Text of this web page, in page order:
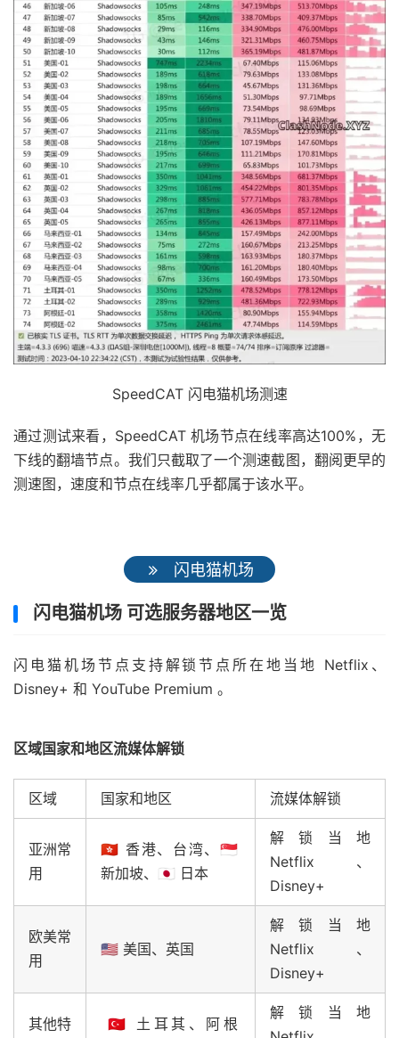
SpeedCAT 闪电猫机场测速
通过测试来看，SpeedCAT 机场节点在线率高达100%，无
下线的翻墙节点。我们只截取了一个测速截图，翻阅更早的
测速图，速度和节点在线率几乎都属于该水平。
闪电猫机场
闪电猫机场 可选服务器地区一览
闪电猫机场节点支持解锁节点所在地当地 Netflix、
Disney+ 和 YouTube Premium 。
区域国家和地区流媒体解锁
区域 国家和地区 流媒体解锁
亚洲常
用
🇭🇰 香港、台湾、🇸🇬
新加坡、🇯🇵 日本
解锁当地
Netflix、
Disney+
欧美常
用
🇺🇸 美国、英国
解锁当地
Netflix、
Disney+
其他特 🇹🇷 土耳其、阿根
解锁当地